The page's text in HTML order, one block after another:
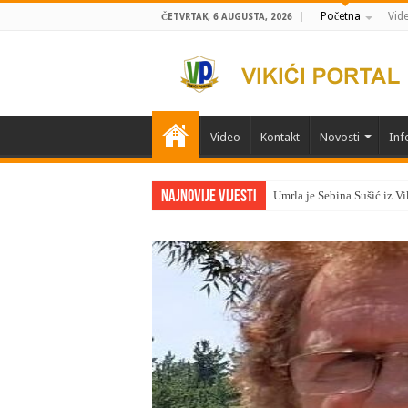
ČETVRTAK, 6 AUGUSTA, 2026 Početna
Video Kontakt Novosti
Najnovije vijesti Umrla je Sebina Sušić iz